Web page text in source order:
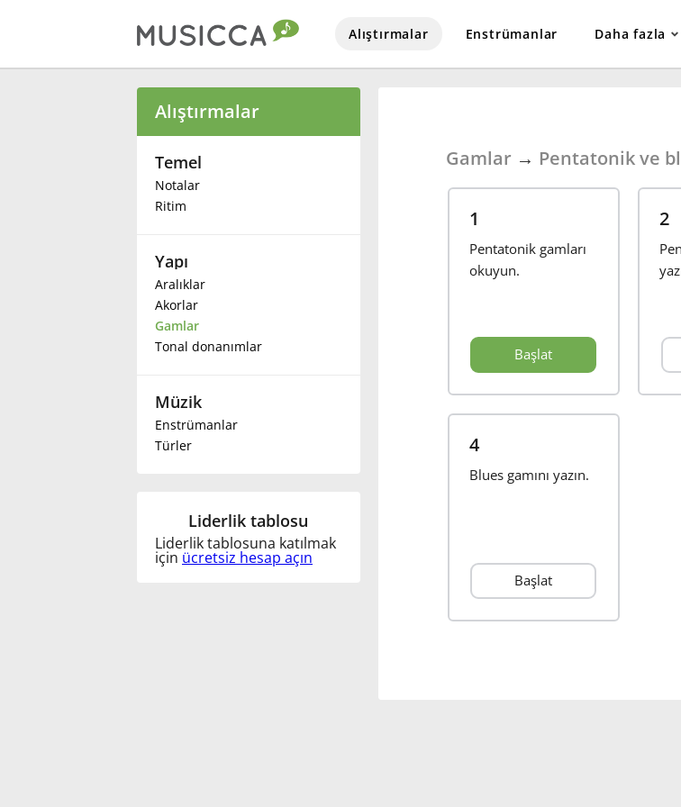
Alıştırmalar Enstrümanlar Daha fazla
Dansk
Deutsch
English
हिन्दी
Alıştırmalar
Temel
Notalar
Ritim
Yapı
Aralıklar
Akorlar
Gamlar
Tonal donanımlar
Müzik
Enstrümanlar
Türler
Liderlik tablosu
Liderlik tablosuna katılmak
için ücretsiz hesap açın
Gamlar→ Pentatonik ve
1
Pentatonik gamları
okuyun.
Başlat
2
4
Blues gamını yazın.
Başlat